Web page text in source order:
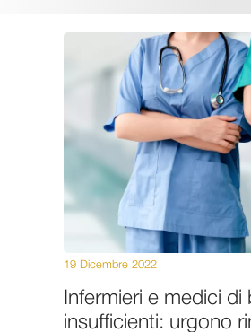
Infermieri e medici di
insufficienti: urgono
19 Dicembre 2022